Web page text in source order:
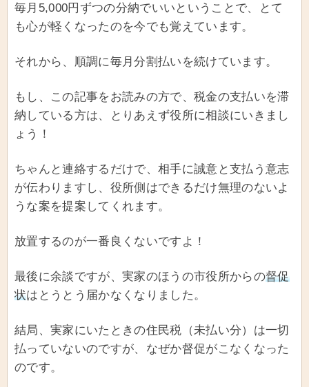
毎月5,000円ずつの分納でいいということで、とて
も心が軽くなったのを今でも覚えています。
それから、順調に毎月分割払いを続けています。
もし、この記事をお読みの方で、税金の支払いを滞
納している方は、とりあえず役所に相談にいきまし
ょう！
ちゃんと連絡するだけで、相手に誠意と支払う意志
が伝わりますし、役所側はできるだけ無理のないよ
うな案を提案してくれます。
放置するのが一番良くないですよ！
最後に余談ですが、実家のほうの市役所からの督促
状はとうとう届かなくなりました。
結局、実家にいたときの住民税（未払い分）は一切
払っていないのですが、なぜか督促がこなくなった
のです。